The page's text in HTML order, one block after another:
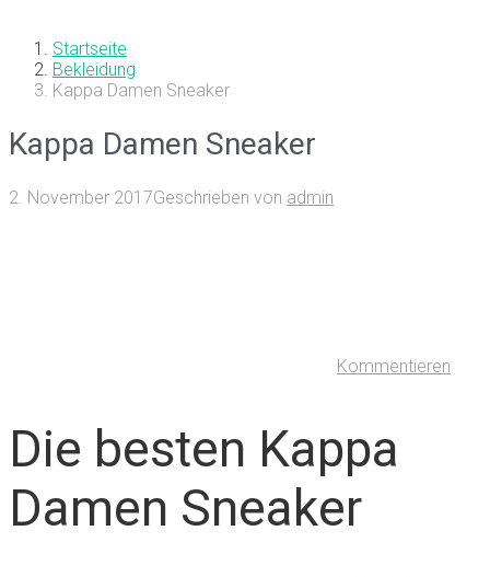
Startseite
Bekleidung
Kappa Damen Sneaker
Kappa Damen Sneaker
2. November 2017Geschrieben von admin
Kommentieren
Die besten Kappa
Damen Sneaker